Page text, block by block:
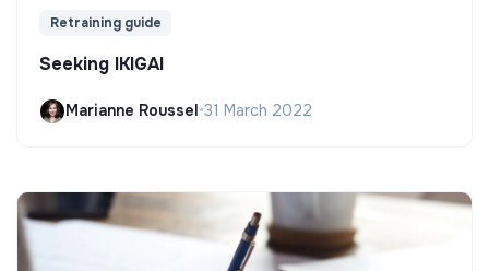
Retraining guide
Seeking IKIGAI
Marianne Roussel •31 March 2022